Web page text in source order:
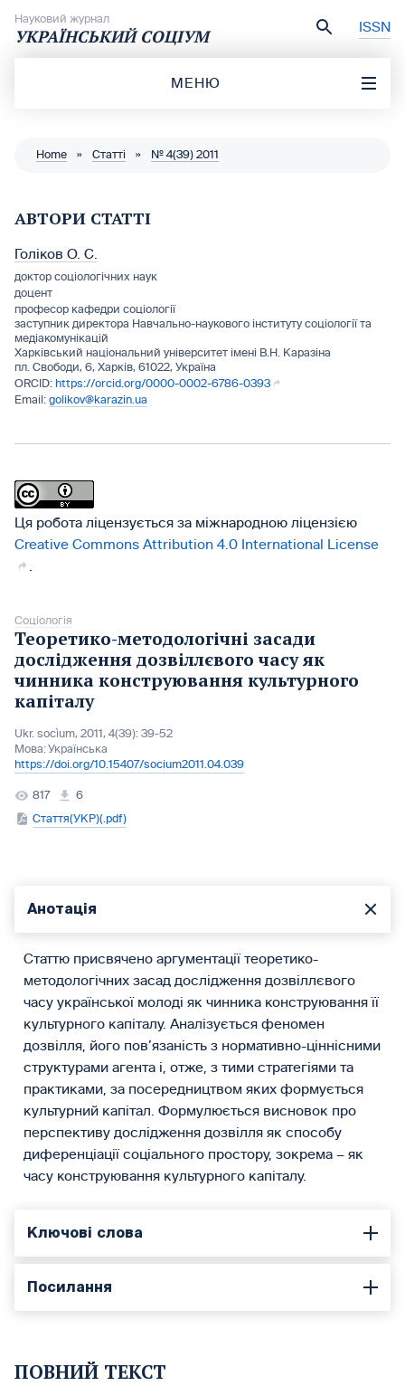
Науковий журнал
УКРАЇНСЬКИЙ СОЦІУМ ISSN
МЕНЮ
Home » Статті » № 4(39) 2011
АВТОРИ СТАТТІ
Голіков О. С.
доктор соціологічних наук
доцент
професор кафедри соціології
заступник директора Навчально-наукового інституту соціології та
медіакомунікацій
Харківський національний університет імені В.Н. Каразіна
пл. Свободи, 6, Харків, 61022, Україна
https://orcid.org/0000-0002-6786-0393
golikov@karazin.ua
Ця робота ліцензується за міжнародною ліцензією
Creative Commons Attribution 4.0 International License
Соціологія
Теоретико-методологічні засади
дослідження дозвіллєвого часу як
чинника конструювання культурного
капіталу
Ukr. socìum, 2011, 4(39): 39-52
Мова:Українська
https://doi.org/10.15407/socium2011.04.039
817
6
Стаття(УКР)(.pdf)
Анотація
Статтю присвячено аргументації теоретико-
методологічних засад дослідження дозвіллєвого
часу української молоді як чинника конструювання її
культурного капіталу. Аналізується феномен
дозвілля, його пов’язаність з нормативно-ціннісними
структурами агента і, отже, з тими стратегіями та
практиками, за посередництвом яких формується
культурний капітал. Формулюється висновок про
перспективу дослідження дозвілля як способу
диференціації соціального простору, зокрема – як
часу конструювання культурного капіталу.
Ключові слова
Посилання
ПОВНИЙ ТЕКСТ